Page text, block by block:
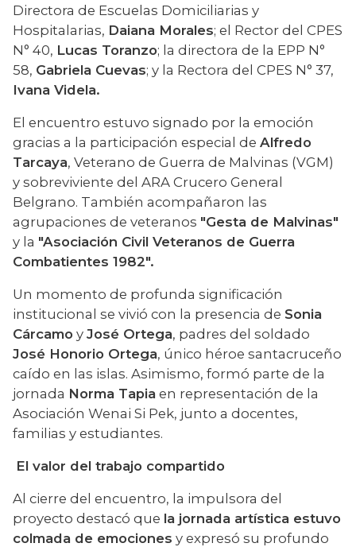
Directora de Escuelas Domiciliarias y
Hospitalarias, Daiana Morales; el Rector del CPES
N° 40, Lucas Toranzo; la directora de la EPP N°
58, Gabriela Cuevas
Ivana Videla.
El encuentro estuvo signado por la emoción
gracias a la participación especial de Alfredo
Tarcaya, Veterano de Guerra de Malvinas (VGM)
y sobreviviente del ARA Crucero General
Belgrano. También acompañaron las
agrupaciones de veteranos "Gesta de Malvinas"
y la "Asociación Civil Veteranos de Guerra
Combatientes 1982".
Un momento de profunda significación
institucional se vivió con la presencia de Sonia
Cárcamo y José Ortega
José Honorio Ortega, único héroe santacruceño
caído en las islas. Asimismo, formó parte de la
jornada Norma Tapia en representación de la
Asociación Wenai Si Pek, junto a docentes,
familias y estudiantes.
El valor del trabajo compartido
Al cierre del encuentro, la impulsora del
proyecto destacó que la jornada artística estuvo
colmada de emociones y expresó su profundo